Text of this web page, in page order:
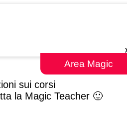
Area Magic
sui corsi
la Magic Teacher 🙂